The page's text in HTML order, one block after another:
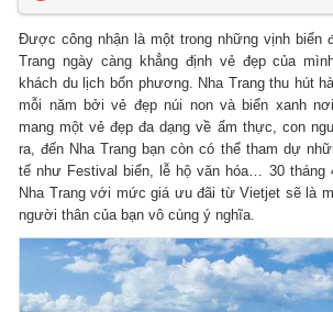
Được công nhận là một trong những vịnh biển
Trang ngày càng khẳng định vẻ đẹp của
khách du lịch bốn phương. Nha Trang thu hút
mỗi năm bởi vẻ đẹp núi non và biển xanh
mang một vẻ đẹp đa dạng về ẩm thực, con
ra, đến Nha Trang bạn còn có thể tham dự
tế như Festival biển, lễ hộ văn hóa… 30 tháng
Nha Trang với mức giá ưu đãi từ Vietjet sẽ là
người thân của bạn vô cùng ý nghĩa.